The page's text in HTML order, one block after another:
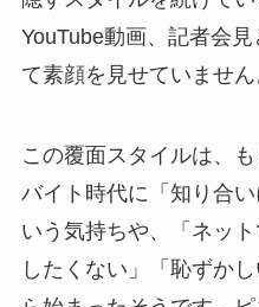
YouTube動画、記者会
て素顔を見せていません
この覆面スタイルは、
バイト時代に「知り合
いう気持ちや、「ネッ
したくない」「恥ずか